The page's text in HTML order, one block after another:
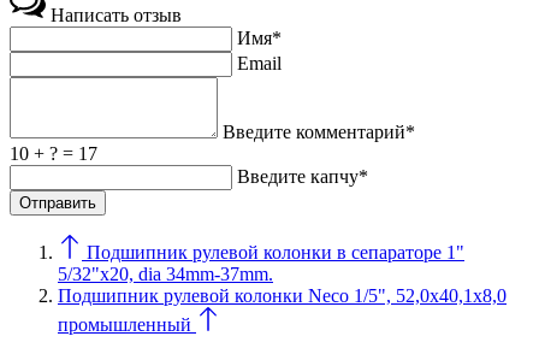
Написать отзыв
Имя*
Email
Введите комментарий*
10 + ? = 17
Введите капчу*
Подшипник рулевой колонки в сепараторе 1"
5/32"х20, dia 34mm-37mm.
Подшипник рулевой колонки Neco 1/5", 52,0х40,1х8,0
промышленный